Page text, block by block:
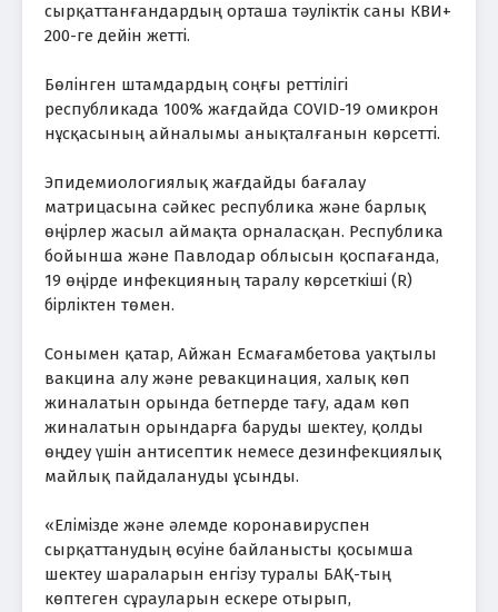
сырқаттанғандардың орташа тәуліктік саны КВИ+
200-ге дейін жетті.
Бөлінген штамдардың соңғы реттілігі
республикада 100% жағдайда COVID-19 омикрон
нұсқасының айналымы анықталғанын көрсетті.
Эпидемиологиялық жағдайды бағалау
матрицасына сәйкес республика және барлық
өңірлер жасыл аймақта орналасқан. Республика
бойынша және Павлодар облысын қоспағанда,
19 өңірде инфекцияның таралу көрсеткіші (R)
бірліктен төмен.
Сонымен қатар, Айжан Есмағамбетова уақтылы
вакцина алу және ревакцинация, халық көп
жиналатын орында бетперде тағу, адам көп
жиналатын орындарға баруды шектеу, қолды
өңдеу үшін антисептик немесе дезинфекциялық
майлық пайдалануды ұсынды.
«Елімізде және әлемде коронавируспен
сырқаттанудың өсуіне байланысты қосымша
шектеу шараларын енгізу туралы БАҚ-тың
көптеген сұрауларын ескере отырып,